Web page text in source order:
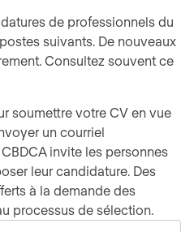
de professionnels du
suivants. De nouveaux
Consultez souvent ce
soumettre votre CV en vue
un courriel
CBDCA invite les personnes
leur candidature. Des
à la demande des
processus de sélection.